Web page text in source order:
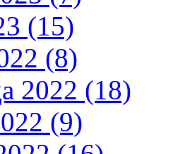
(15)
(8)
2022 (18)
(9)